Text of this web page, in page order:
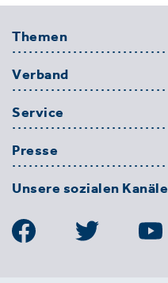
Themen
Verband
Service
Presse
Unsere sozialen Kanäle